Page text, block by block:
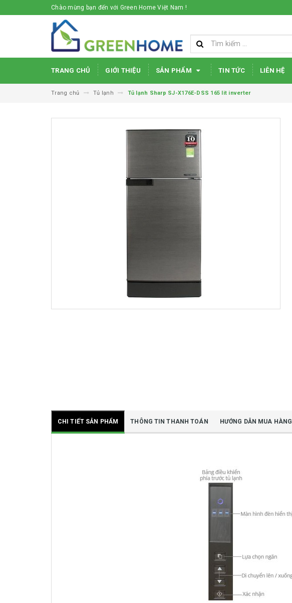
Chào mừng bạn đến với Green Home Việt Nam !
TRANG CHỦ GIỚI THIỆU SẢN PHẨM TIN TỨC LIÊN HỆ
Trang chủ Tủ lạnh Tủ lạnh Sharp SJ-X176E-DSS 165 lit inverter
CHI TIẾT SẢN PHẨM THÔNG TIN THANH TOÁN HƯỚNG DẪN MUA HÀNG